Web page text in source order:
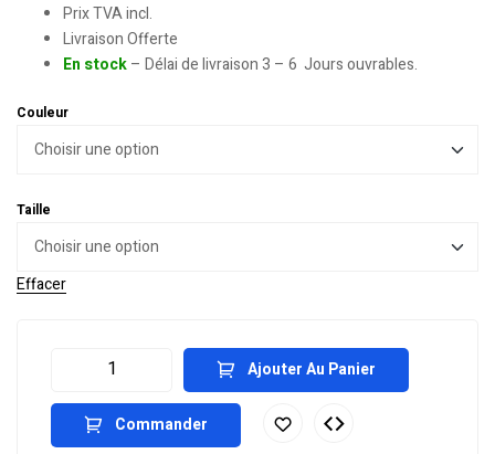
Prix TVA incl.
Livraison Offerte
En stock– Délai de livraison 3 – 6 Jours ouvrables.
Couleur
Taille
Effacer
Ajouter Au Panier
Commander